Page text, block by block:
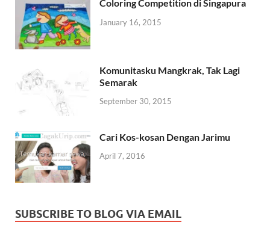
Coloring Competition di Singapura
January 16, 2015
Komunitasku Mangkrak, Tak Lagi
Semarak
September 30, 2015
Cari Kos-kosan Dengan Jarimu
April 7, 2016
SUBSCRIBE TO BLOG VIA EMAIL